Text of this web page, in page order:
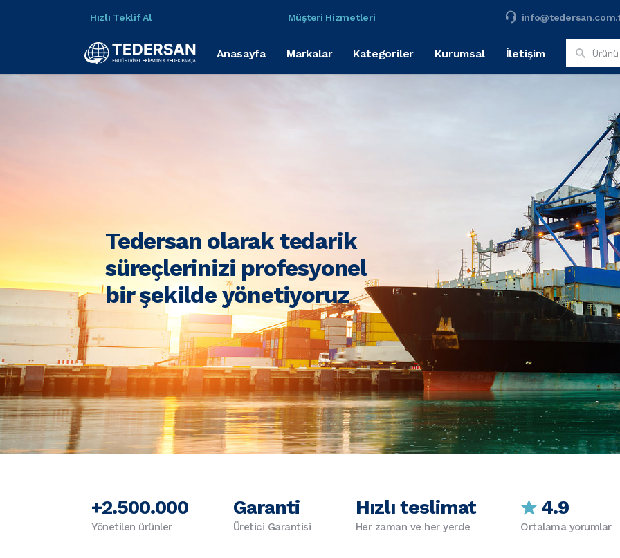
Hızlı Teklif Al Müşteri Hizmetleri
Anasayfa Markalar Kategoriler Kurumsal İletişim
Tedersan olarak tedarik
süreçlerinizi profesyonel
bir şekilde yönetiyoruz
+2.500.000
Yönetilen ürünler
Garanti
Üretici Garantisi
Hızlı teslimat
Her zaman ve her yerde
4.9
Ortalama yorumlar